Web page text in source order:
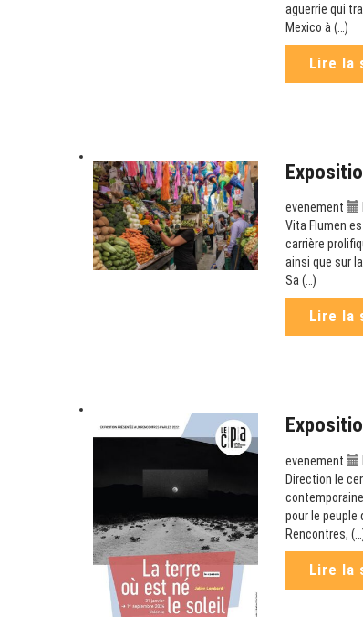
aguerrie qui
Mexico à (…)
Lire la
evenement
Vita Flumen
carrière
ainsi que sur
Sa (…)
Lire la
evenement
Direction le
pour le peuple
Rencontres,
Lire la